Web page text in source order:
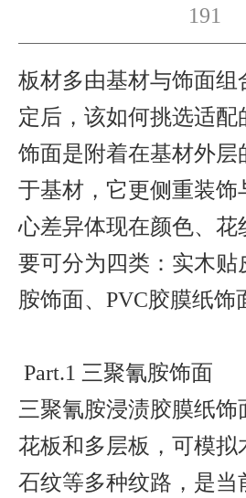
工程案例
客户服务
语言
191
板材多由基材与饰面组
定后，该如何挑选适配
饰面是附着在基材外层
于基材，它更侧重装饰
心差异体现在颜色、花
要可分为四类：实木贴
胺饰面、PVC胶膜纸饰
Part.1 三聚氰胺饰面
三聚氰胺浸渍胶膜纸饰
花板和多层板，可模拟
石纹等多种纹路，是当